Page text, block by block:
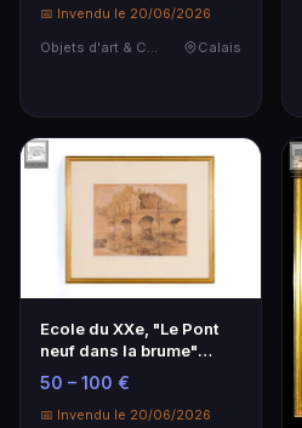
📅 Invendu le 20/06/2026
Objets d'art & Curiosités
Calais
Ecole du XXe, "Le Pont
neuf dans la brume"
Dessin au crayon …
50 – 100 €
📅 Invendu le 20/06/2026